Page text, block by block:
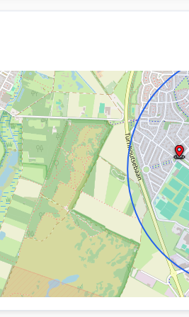
Koningsschild, Goirle.